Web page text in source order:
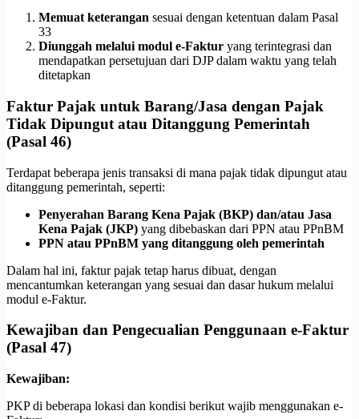
Memuat keterangan sesuai dengan ketentuan dalam Pasal
33
Diunggah melalui modul e-Faktur yang terintegrasi dan
mendapatkan persetujuan dari DJP dalam waktu yang telah
ditetapkan
Faktur Pajak untuk Barang/Jasa dengan Pajak
Tidak Dipungut atau Ditanggung Pemerintah
(Pasal 46)
Terdapat beberapa jenis transaksi di mana pajak tidak dipungut atau
ditanggung pemerintah, seperti:
Penyerahan Barang Kena Pajak (BKP) dan/atau Jasa
Kena Pajak (JKP) yang dibebaskan dari PPN atau PPnBM
PPN atau PPnBM yang ditanggung oleh pemerintah
Dalam hal ini, faktur pajak tetap harus dibuat, dengan
mencantumkan keterangan yang sesuai dan dasar hukum melalui
modul e-Faktur.
Kewajiban dan Pengecualian Penggunaan e-Faktur
(Pasal 47)
Kewajiban:
PKP di beberapa lokasi dan kondisi berikut wajib menggunakan e-